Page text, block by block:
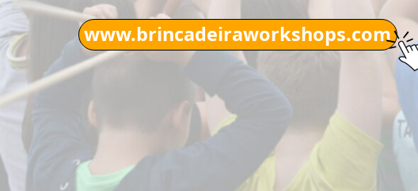
www.brincadeiraworkshops.com